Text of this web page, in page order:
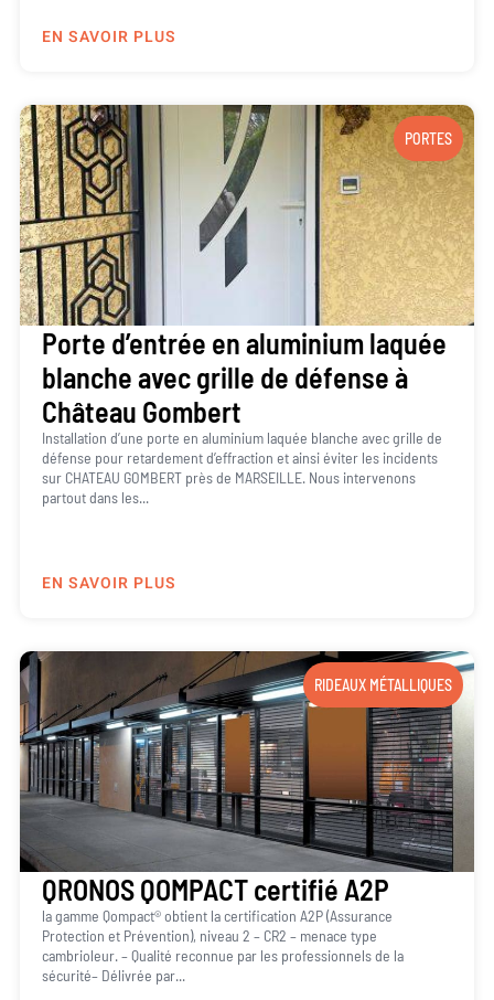
EN SAVOIR PLUS
PORTES
Porte d’entrée en aluminium laquée
blanche avec grille de défense à
Château Gombert
Installation d’une porte en aluminium laquée blanche avec grille de
défense pour retardement d’effraction et ainsi éviter les incidents
sur CHATEAU GOMBERT près de MARSEILLE. Nous intervenons
partout dans les...
EN SAVOIR PLUS
RIDEAUX MÉTALLIQUES
QRONOS QOMPACT certifié A2P
la gamme Qompact® obtient la certification A2P (Assurance
Protection et Prévention), niveau 2 – CR2 – menace type
cambrioleur. – Qualité reconnue par les professionnels de la
sécurité– Délivrée par...